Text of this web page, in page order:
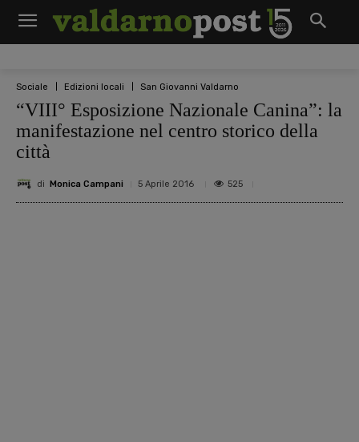
Sociale Edizioni locali San Giovanni Valdarno
​“VIII° Esposizione Nazionale Canina”: la
manifestazione nel centro storico della
città
di Monica Campani 5 Aprile 2016 525